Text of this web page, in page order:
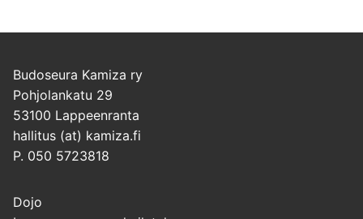
Budoseura Kamiza ry
Pohjolankatu 29
53100 Lappeenranta
hallitus (at) kamiza.fi
P. 050 5723818
Dojo